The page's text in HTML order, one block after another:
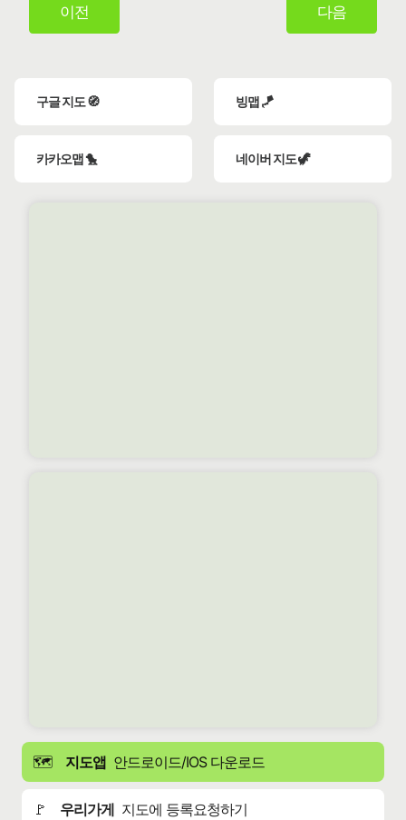
이전 다음
구글 지도 🧭 빙맵 🪁
카카오맵 🐤 네이버 지도 🦖
🗺️ 지도앱 안드로이드/IOS 다운로드
🚩 우리가게 지도에 등록요청하기